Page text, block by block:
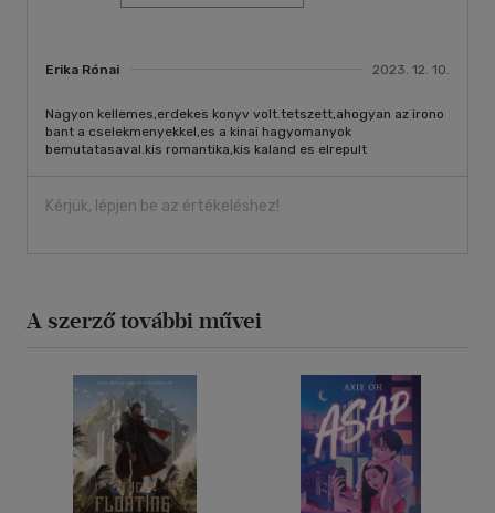
Erika Rónai 2023. 12. 10.
Nagyon kellemes,erdekes konyv volt.tetszett,ahogyan az irono
bant a cselekmenyekkel,es a kinai hagyomanyok
bemutatasaval.kis romantika,kis kaland es elrepult
Kérjük, lépjen be az értékeléshez!
A szerző további művei